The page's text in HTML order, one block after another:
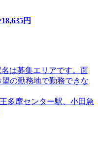
18,635円
は募集エリアです。面
の勤務地で勤務できな
多摩センター駅、小田急